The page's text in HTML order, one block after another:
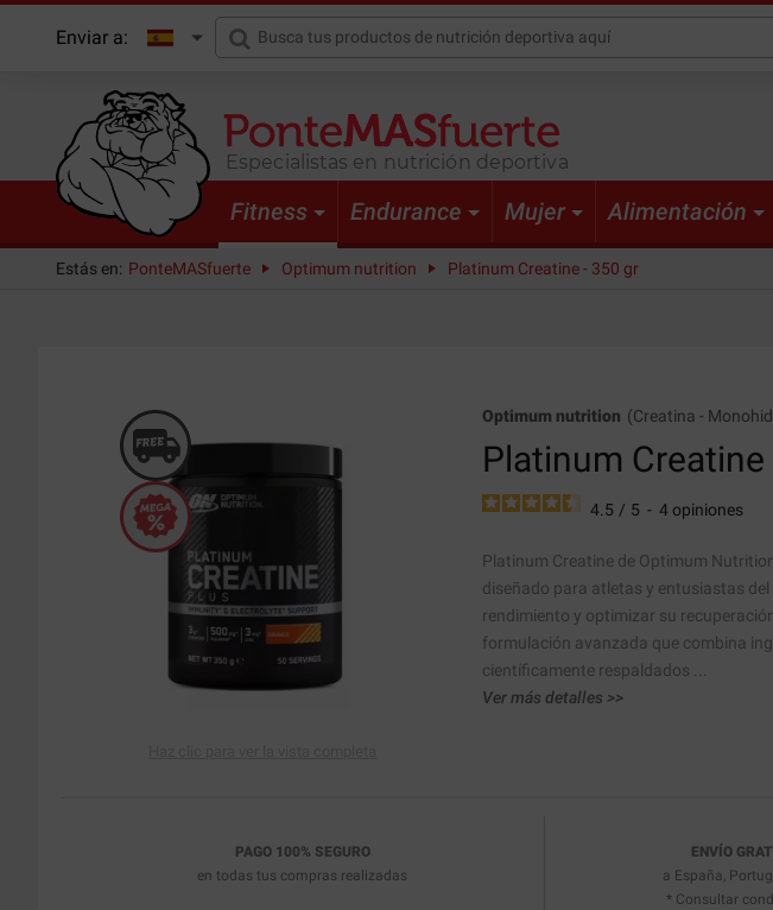
Enviar a:
Especialistas en nutrición deportiva
Fitness Endurance Mujer Alimentación
Estás en: PonteMASfuerte Optimum nutrition Platinum Creatine - 350 gr
Optimum nutrition (Creatina -
Platinum Creatine
4.5 / 5 - 4 opiniones
Platinum Creatine de Optimum
diseñado para atletas y entusiastas
rendimiento y optimizar su
formulación avanzada que combina
científicamente respaldados ...
Ver más detalles >>
PAGO 100% SEGURO
en todas tus compras realizadas
ENVÍO
a España,
* Consultar